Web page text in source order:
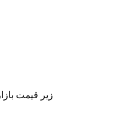
زیر قیمت بازار